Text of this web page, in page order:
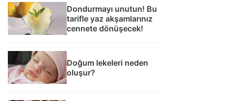
Dondurmayı unutun! Bu
tarifle yaz akşamlarınız
cennete dönüşecek!
Doğum lekeleri neden
oluşur?